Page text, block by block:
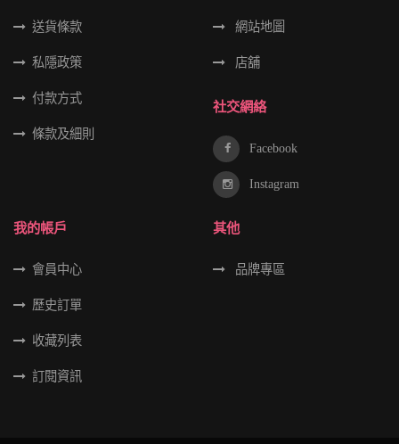
送貨條款
私隱政策
付款方式
條款及細則
網站地圖
店舖
社交網絡
Facebook
Instagram
我的帳戶
會員中心
歷史訂單
收藏列表
訂閱資訊
其他
品牌專區